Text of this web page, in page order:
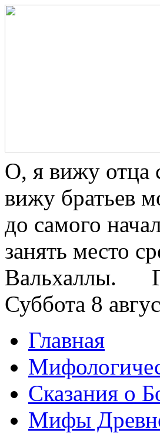
О, я вижу
вижу братьев
до самого
занять место
Вальхаллы.
Суббота 8
Главная
Сказания о
Мифы